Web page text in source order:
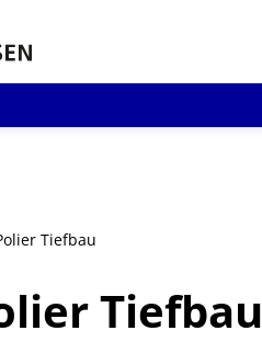
Tiefbau
Tiefbau